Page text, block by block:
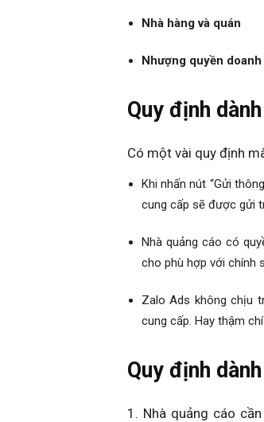
Nhà hàng và quán
Nhượng quyền
Quy định
Có một vài quy định
Khi nhấn nút “Gửi
cung cấp sẽ được gửi
Nhà quảng cáo có
cho phù hợp với chính
Zalo Ads không chịu
cung cấp. Hay thậm
Quy định
1. Nhà quảng cáo